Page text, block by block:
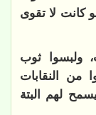
كانت لا تقوى
ولبسوا ثوب
من النقابات
لهم البتة